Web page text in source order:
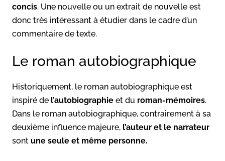
concis. Une nouvelle ou un extrait de nouvelle est
donc très intéressant à étudier dans le cadre d’un
commentaire de texte.
Le roman autobiographique
Historiquement, le roman autobiographique est
inspiré de l’autobiographie et du roman-mémoires.
Dans le roman autobiographique, contrairement à sa
deuxième influence majeure, l’auteur et le narrateur
sont une seule et même personne.